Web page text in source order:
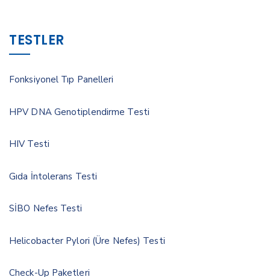
TESTLER
Fonksiyonel Tıp Panelleri
HPV DNA Genotiplendirme Testi
HIV Testi
Gıda İntolerans Testi
SİBO Nefes Testi
Helicobacter Pylori (Üre Nefes) Testi
Check-Up Paketleri